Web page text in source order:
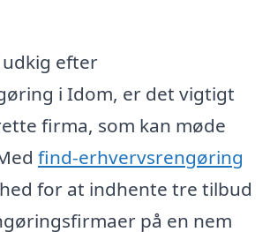
efter
i Idom, er det vigtigt
firma, som kan møde
find-erhvervsrengøring
for at indhente tre tilbud
på en nem